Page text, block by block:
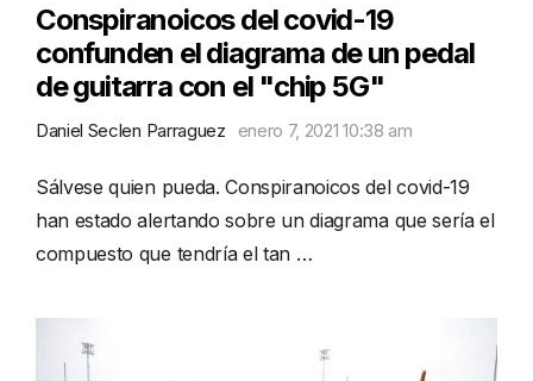
Conspiranoicos del covid-19
confunden el diagrama de un pedal
de guitarra con el "chip 5G"
Daniel Seclen Parraguez enero 7, 2021 10:38 am
Sálvese quien pueda. Conspiranoicos del covid-19
han estado alertando sobre un diagrama que sería el
compuesto que tendría el tan …